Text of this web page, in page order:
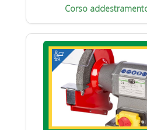
Corso